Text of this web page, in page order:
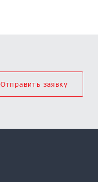
Отправить заявку